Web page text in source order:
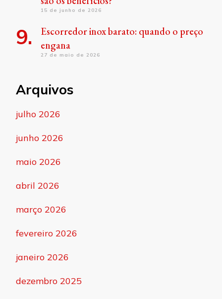
15 de junho de 2026
Escorredor inox barato: quando o preço
engana
27 de maio de 2026
Arquivos
julho 2026
junho 2026
maio 2026
abril 2026
março 2026
fevereiro 2026
janeiro 2026
dezembro 2025